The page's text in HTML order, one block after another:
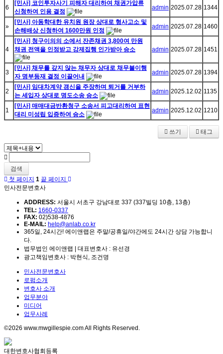
6
[민사] 코인투자사기 피해자 대리하여 채권가압류
신청하여 인용 결정
admin 2025.07.28 1344
»
[민사] 아동학대한 유치원 원장 상대로 형사고소 및
손해배상 신청하여 1600만원 인정
admin 2025.07.28 1460
4
[민사] 청구이의의 소에서 잔존채권 3,800여 만원
채권 전액을 인정받고 강제집행 인가받아 승소
admin 2025.07.28 1451
3
[민사] 채무를 갚지 않는 채무자 상대로 채무불이행
자 명부등재 결정 이끌어내
admin 2025.07.28 1394
2
[민사] 임대차계약 갱신을 주장하며 퇴거를 거부하
는 세입자 상대로 명도소송 승소
admin 2025.12.02 1135
1
[민사] 매매대금반환청구 소송서 피고대리하여 표현
대리 미성립 입증하여 승소
admin 2025.12.02 1210
쓰기 태그
검색
첫 페이지 1 끝 페이지
민사전문변호사
ADDRESS: 서울시 서초구 강남대로 337 (337빌딩 10층, 13층)
TEL: 1660-0337
FAX: 02)538-4876
E-MAIL: help@anlab.co.kr
365일, 24시간! 에이앤랩은 주말/공휴일/야간에도 24시간 상담 가능합니
다.
법무법인 에이앤랩 | 대표변호사 : 유선경
광고책임변호사 : 박현식, 조건명
민사전문변호사
로펌소개
변호사 소개
업무분야
미디어
업무사례
©2026 www.mwgillespie.com All Rights Reserved.
대한변호사협회등록